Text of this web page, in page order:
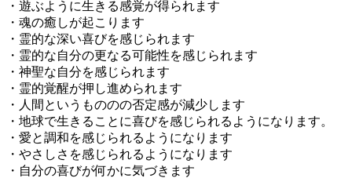
・遊ぶように生きる感覚が得られます
・魂の癒しが起こります
・霊的な深い喜びを感じられます
・霊的な自分の更なる可能性を感じられます
・神聖な自分を感じられます
・霊的覚醒が押し進められます
・人間というもののの否定感が減少します
・地球で生きることに喜びを感じられるようになります。
・愛と調和を感じられるようになります
・やさしさを感じられるようになります
・自分の喜びが何かに気づきます